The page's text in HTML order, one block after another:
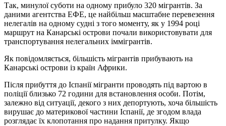
Так, минулої суботи на одному прибуло 320 мігрантів. За
даними агентства ЕФЕ, це найбільш масштабне перевезення
нелегалів на одному судні з того моменту, як у 1994 році
маршрут на Канарські острови почали використовувати для
транспортування нелегальних іммігрантів.
Як повідомляється, більшість мігрантів прибувають на
Канарські острови із країн Африки.
Після прибуття до Іспанії мігранти проводять під вартою в
поліції близько 72 години для встановлення особи. Потім,
залежно від ситуації, декого з них депортують, хоча більшість
вирушає до материкової частини Іспанії, де згодом влада
розглядає їх клопотання про надання притулку. Якщо